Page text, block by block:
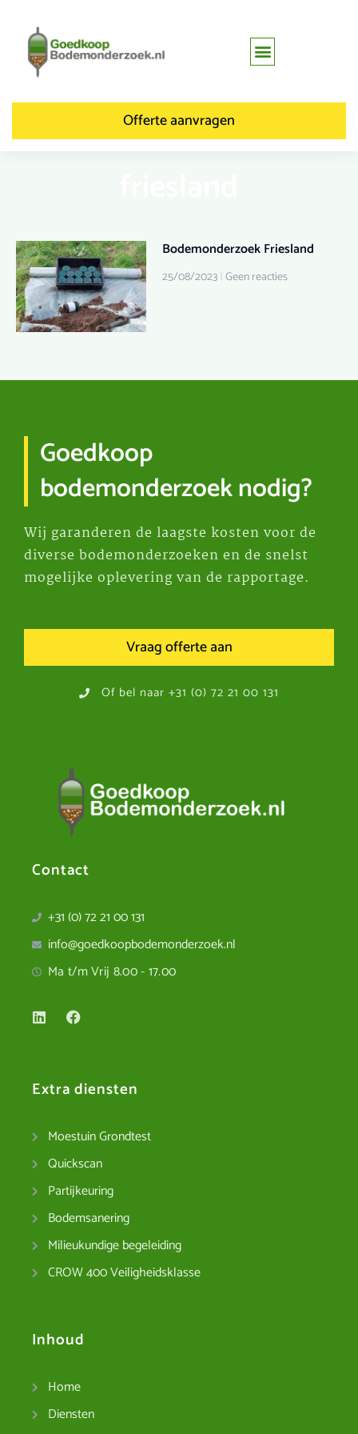
Offerte aanvragen
Bodemonderzoek Friesland
25/08/2023 Geen reacties
Goedkoop
bodemonderzoek nodig?
Wij garanderen de laagste kosten voor de
diverse bodemonderzoeken en de snelst
mogelijke oplevering van de rapportage.
Vraag offerte aan
Of bel naar +31 (0) 72 21 00 131
Contact
+31 (0) 72 21 00 131
info@goedkoopbodemonderzoek.nl
Ma t/m Vrij 8.00 - 17.00
Extra diensten
Moestuin Grondtest
Quickscan
Partijkeuring
Bodemsanering
Milieukundige begeleiding
CROW 400 Veiligheidsklasse
Inhoud
Home
Diensten